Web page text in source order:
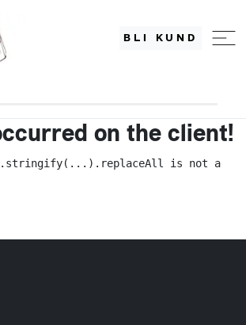
BLI KUND
on the client!
is not a